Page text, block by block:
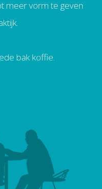
meer vorm te geven
bak koffie.